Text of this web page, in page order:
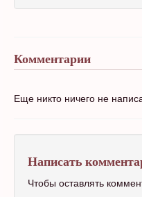
Комментарии
Еще никто ничего не
Написать
Чтобы оставлять